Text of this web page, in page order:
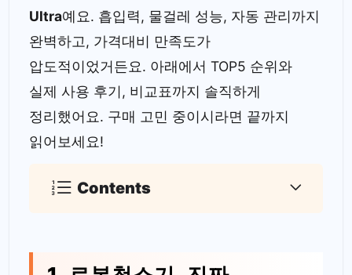
Ultra예요. 흡입력, 물걸레 성능, 자동 관리까지
완벽하고, 가격대비 만족도가
압도적이었거든요. 아래에서 TOP5 순위와
실제 사용 후기, 비교표까지 솔직하게
정리했어요. 구매 고민 중이시라면 끝까지
읽어보세요!
Contents